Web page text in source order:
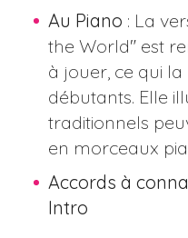
Au Piano : La
the World" est
à jouer, ce qui
débutants. Elle
traditionnels
en morceaux
Accords à
Intro